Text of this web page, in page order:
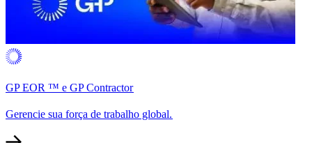
GP EOR ™ e GP Contractor​​
Gerencie sua força de trabalho global.​​